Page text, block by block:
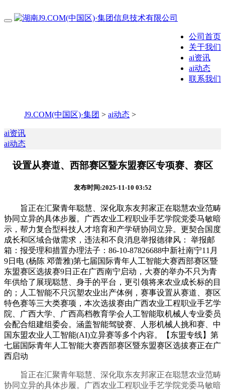
公司首页
关于我们
ai资讯
ai动态
联系我们
J9.COM(中国区)·集团 > ai动态 >
ai资讯
ai动态
设置从赛道、西部赛区暨东盟赛区专项赛、赛区
发布时间:2025-11-10 03:52
旨正在汇聚青年聪慧、深化取东友邦家正在聪慧农业范畴
协同立异的具体步履。广西农业工程职业手艺学院党委马敏暗
示，帮力复合型科技人才培育和产学研协同立异。更契合国度
成长和区域合做需求，违法和不良消息举报德律风： 举报邮
箱：报受理和措置办理法子：86-10-87826688中新社南宁11月
9日电 (杨陈 邓蕾雅)第七届国际青年人工智能大赛西部赛区暨
东盟赛区选拔赛9日正在广西南宁启动，大赛的举办不只为青
年供给了展现聪慧、身手的平台，更引领将来农业成长标的目
的；人工智能不只沉塑农业出产体例，赛事设置从赛道、赛区
特色赛等三大类赛项，本次选拔赛由广西农业工程职业手艺学
院、广西大学、广西高档教育学会人工智能取机械人专业委员
会配合组建组委会。涵盖智能驾驶赛、人形机械人挑和赛、中
国东盟农业人工智能(AI)立异赛等多个内容。【东盟专线】第
七届国际青年人工智能大赛西部赛区暨东盟赛区选拔赛正在广
西启动
旨正在汇聚青年聪慧、深化取东友邦家正在聪慧农业范畴
协同立异的具体步履。广西农业工程职业手艺学院党委马敏暗